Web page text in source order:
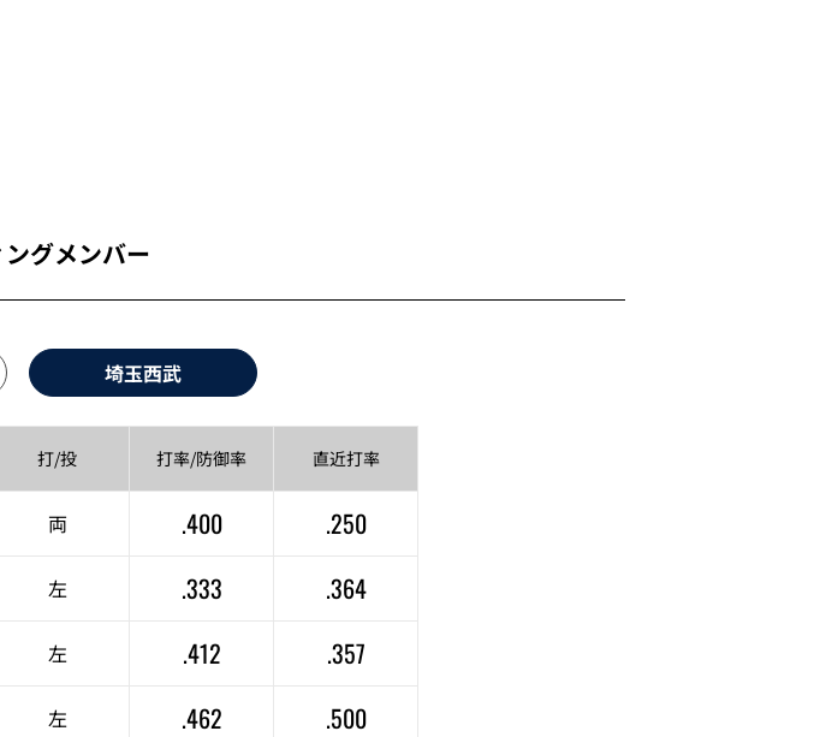
グメンバー
埼玉西武
打/投 打率/防御率 直近打率
両 .400
.250
左 .333
.364
左 .412
.357
左 .462
.500